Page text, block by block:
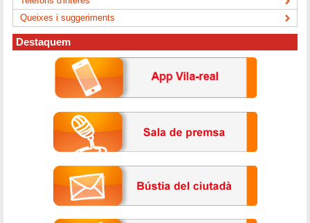
Queixes i suggeriments
Destaquem